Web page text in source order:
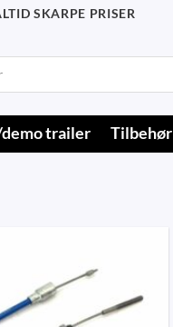
SKARPE PRISER
trailer Tilbehør